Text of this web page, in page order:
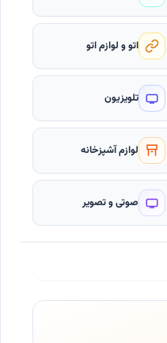
اتو و لوازم اتو
تلویزیون
لوازم آشپزخانه
صوتی و تصویر